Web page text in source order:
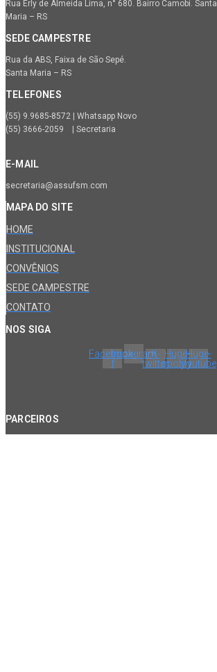
Rua Erly de Almeida Lima, n° 680. Bairro Camobi. Santa
Maria – RS
SEDE CAMPESTRE
Rua da ABS, Faixa de São Sepé.
Santa Maria – RS
TELEFONES
(55) 9.9685-8572 | Whatsapp Novo
(55) 3666-2059 | Secretaria
E-MAIL
secretaria@assufsm.com
MAPA DO SITE
HOME
INSTITUCIONAL
CONVÊNIOS
SEDE CAMPESTRE
CONTATO
NOS SIGA
Facebook-
f
InstagramX-
twitter
Huge-
spotify
Huge-
youtube
PARCEIROS